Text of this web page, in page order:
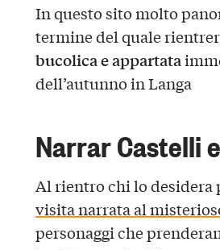
In questo sito molto
termine del quale
bucolica e appartata
dell’autunno in Langa
Narrar Castelli
Al rientro chi lo desidera
visita narrata al
personaggi che